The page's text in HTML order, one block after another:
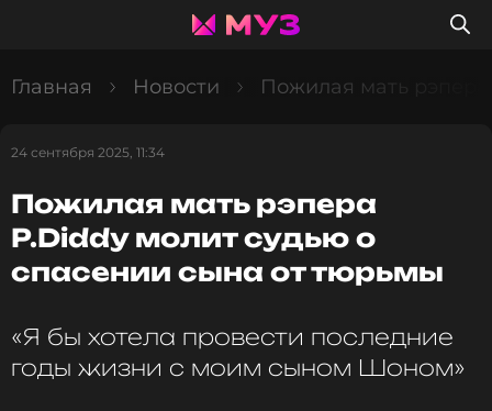
Главная Новости Пожилая мать
24 сентября 2025, 11:34
Пожилая мать рэпера
P.Diddy молит судью о
спасении сына от тюрьмы
«Я бы хотела провести последние
годы жизни с моим сыном Шоном»